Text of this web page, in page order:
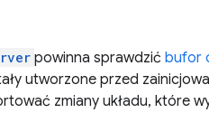
powinna sprawdzić bufor
utworzone przed
zmiany układu, które